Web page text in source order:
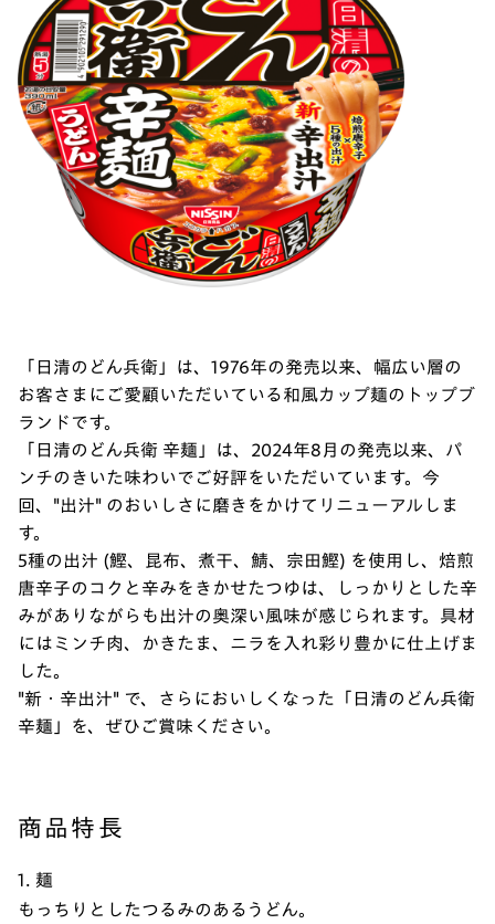
「日清のどん兵衛」は、1976年の発売以来、幅広い層の
お客さまにご愛顧いただいている和風カップ麺のトップブ
ランドです。
「日清のどん兵衛 辛麺」は、2024年8月の発売以来、パ
ンチのきいた味わいでご好評をいただいています。今
回、"出汁" のおいしさに磨きをかけてリニューアルしま
す。
5種の出汁 (鰹、昆布、煮干、鯖、宗田鰹) を使用し、焙煎
唐辛子のコクと辛みをきかせたつゆは、しっかりとした辛
みがありながらも出汁の奥深い風味が感じられます。具材
にはミンチ肉、かきたま、ニラを入れ彩り豊かに仕上げま
した。
"新・辛出汁" で、さらにおいしくなった「日清のどん兵衛
辛麺」を、ぜひご賞味ください。
商品特長
1. 麺
もっちりとしたつるみのあるうどん。